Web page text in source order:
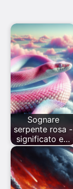
Sognare
serpente rosa -
significato e…